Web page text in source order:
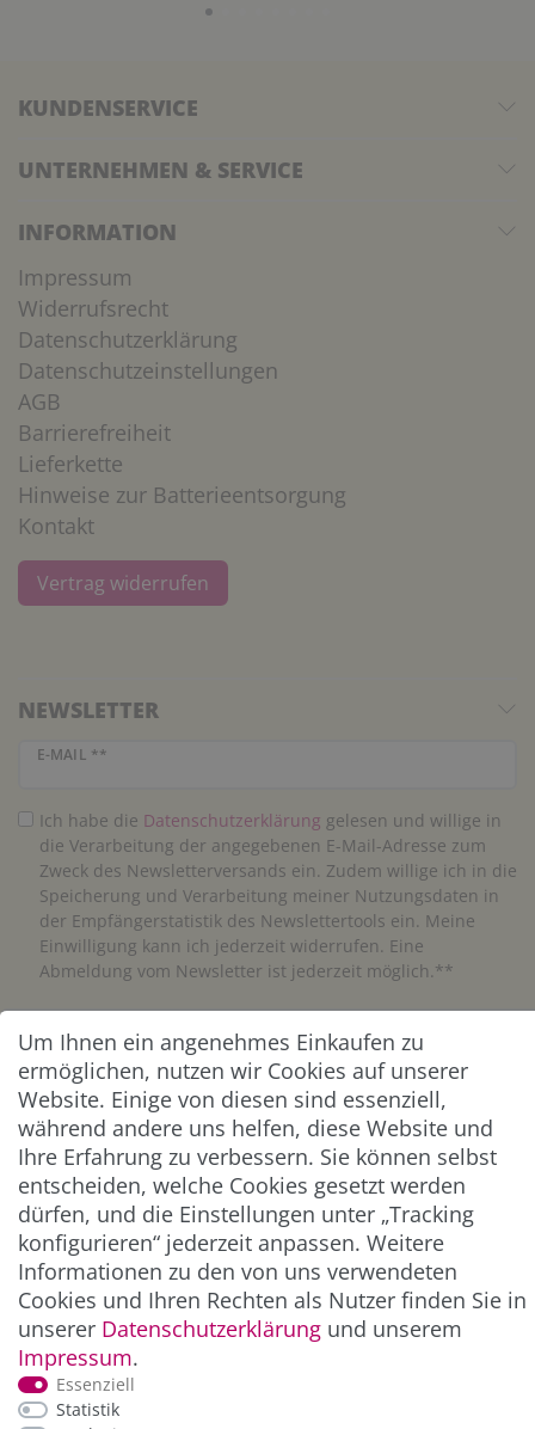
KUNDENSERVICE
UNTERNEHMEN & SERVICE
INFORMATION
Impressum
Widerrufsrecht
Datenschutzerklärung
Datenschutzeinstellungen
AGB
Barrierefreiheit
Lieferkette
Hinweise zur Batterieentsorgung
Kontakt
Vertrag widerrufen
NEWSLETTER
E-MAIL **
Newsletter Honig
Ich habe die Daten­schutz­erklärung gelesen und willige in
die Verarbeitung der angegebenen E-Mail-Adresse zum
Zweck des Newsletterversands ein. Zudem willige ich in die
Speicherung und Verarbeitung meiner Nutzungsdaten in
der Empfängerstatistik des Newslettertools ein. Meine
Einwilligung kann ich jederzeit widerrufen. Eine
Abmeldung vom Newsletter ist jederzeit möglich.**
Abonnieren
** Hierbei handelt es sich um ein Pflichtfeld.
ZAHLUNG & VERSAND
*Alle Preise inkl. der gesetzl. MwSt. zzgl.
Um Ihnen ein angenehmes Einkaufen zu
ermöglichen, nutzen wir Cookies auf unserer
Website. Einige von diesen sind essenziell,
während andere uns helfen, diese Website und
Ihre Erfahrung zu verbessern. Sie können selbst
entscheiden, welche Cookies gesetzt werden
dürfen, und die Einstellungen unter „Tracking
konfigurieren“ jederzeit anpassen. Weitere
Informationen zu den von uns verwendeten
Cookies und Ihren Rechten als Nutzer finden Sie in
unserer Daten­schutz­erklärung und unserem
Impressum.
Essenziell
Statistik